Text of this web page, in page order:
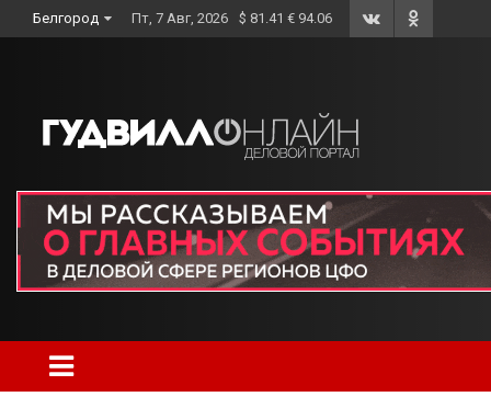
to
Белгород Пт, 7 Авг, 2026 $ 81.41 € 94.06